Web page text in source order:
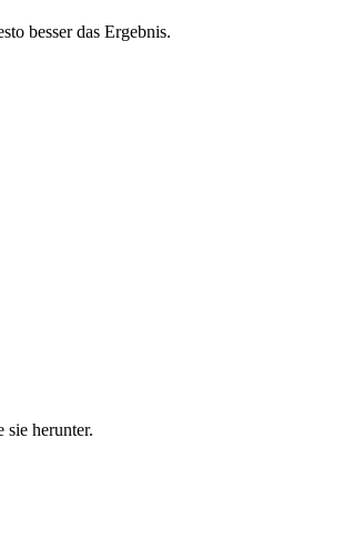
besser das Ergebnis.
herunter.